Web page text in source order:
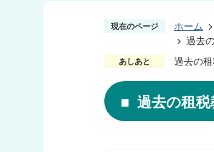
現在のページ ホーム
過去
あしあと 過去の
過去の租税